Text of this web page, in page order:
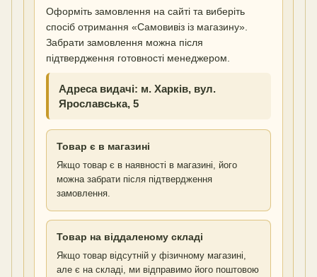
Оформіть замовлення на сайті та виберіть
спосіб отримання «Самовивіз із магазину».
Забрати замовлення можна після
підтвердження готовності менеджером.
Адреса видачі: м. Харків, вул.
Ярославська, 5
Товар є в магазині
Якщо товар є в наявності в магазині, його
можна забрати після підтвердження
замовлення.
Товар на віддаленому складі
Якщо товар відсутній у фізичному магазині,
але є на складі, ми відправимо його поштовою